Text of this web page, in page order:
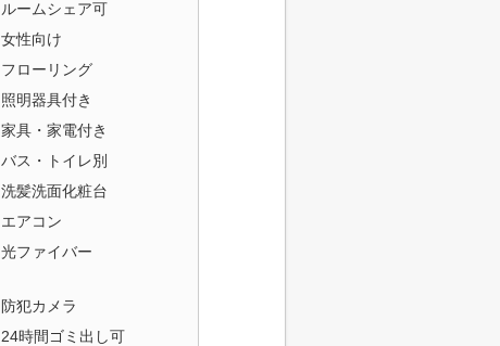
ルームシェア可
女性向け
フローリング
照明器具付き
家具・家電付き
バス・トイレ別
洗髪洗面化粧台
エアコン
光ファイバー
防犯カメラ
24時間ゴミ出し可